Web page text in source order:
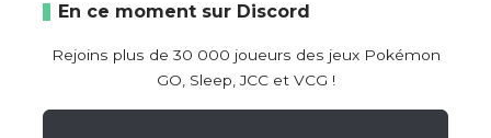
En ce moment sur Discord
Rejoins plus de 30 000 joueurs des jeux Pokémon
GO, Sleep, JCC et VCG !